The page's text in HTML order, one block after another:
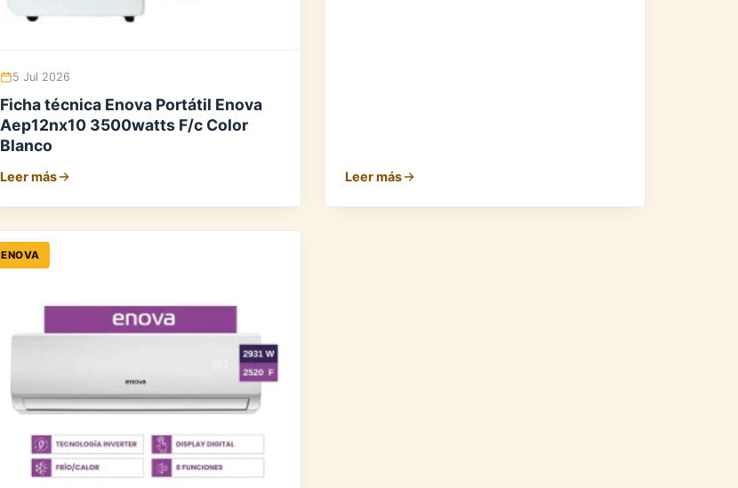
5 Jul 2026
Ficha técnica Enova Portátil Enova
Aep12nx10 3500watts F/c Color
Blanco
Leer más Leer más
ENOVA